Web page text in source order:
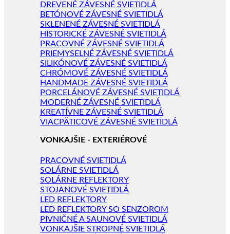
DREVENÉ ZÁVESNÉ SVIETIDLÁ
BETÓNOVÉ ZÁVESNÉ SVIETIDLÁ
SKLENENÉ ZÁVESNÉ SVIETIDLÁ
HISTORICKÉ ZÁVESNÉ SVIETIDLÁ
PRACOVNÉ ZÁVESNÉ SVIETIDLÁ
PRIEMYSELNÉ ZÁVESNÉ SVIETIDLÁ
SILIKÓNOVÉ ZÁVESNÉ SVIETIDLÁ
CHRÓMOVÉ ZÁVESNÉ SVIETIDLÁ
HANDMADE ZÁVESNÉ SVIETIDLÁ
PORCELÁNOVÉ ZÁVESNÉ SVIETIDLÁ
MODERNÉ ZÁVESNÉ SVIETIDLÁ
KREATÍVNE ZÁVESNÉ SVIETIDLÁ
VIACPÄTICOVÉ ZÁVESNÉ SVIETIDLÁ
VONKAJŠIE - EXTERIÉROVÉ
PRACOVNÉ SVIETIDLÁ
SOLÁRNE SVIETIDLÁ
SOLÁRNE REFLEKTORY
STOJANOVÉ SVIETIDLÁ
LED REFLEKTORY
LED REFLEKTORY SO SENZOROM
PIVNIČNÉ A SAUNOVÉ SVIETIDLÁ
VONKAJŠIE STROPNÉ SVIETIDLÁ